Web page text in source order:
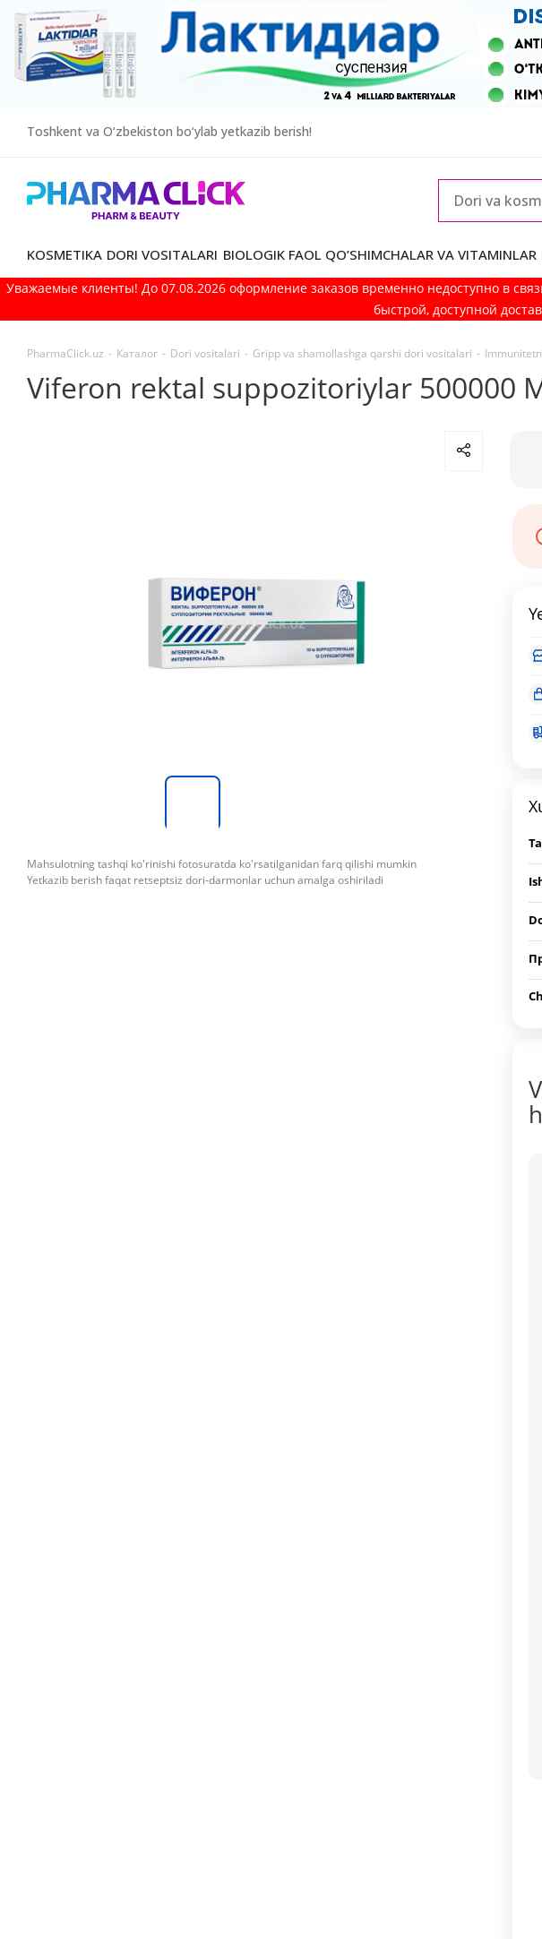
Toshkent va O‘zbekiston bo‘ylab yetkazib berish!
KOSMETIKA DORI VOSITALARI BIOLOGIK FAOL QO’SHIMCHALAR VA VITAMINLAR
Уважаемые клиенты! До 07.08.2026 оформление заказов временно недоступно в
быстрой, доступной
PharmaClick.uz - Каталог - Dori vositalari - Gripp va shamollashga qarshi dori vositalari -
Viferon rektal suppozitoriylar 500000
Mahsulotning tashqi ko'rinishi fotosuratda ko'rsatilganidan farq qilishi mumkin
Yetkazib berish faqat retseptsiz dori-darmonlar uchun amalga oshiriladi